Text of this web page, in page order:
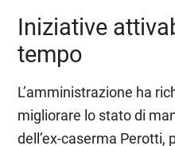
Iniziative
tempo
L’amministrazione ha
migliorare lo stato di
dell’ex-caserma Perotti,